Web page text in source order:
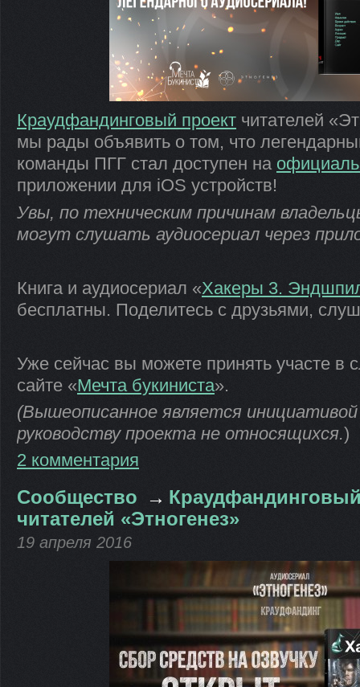
Краудфандинговый проект читателей
мы рады объявить о том, что
команды ПГГ стал доступен на
приложении для iOS устройств!
Увы, по техническим причинам
могут слушать аудиосериал через
Книга и аудиосериал «Хакеры 3.
бесплатны. Поделитесь с друзьями,
Уже сейчас вы можете принять участе в
сайте «Мечта букиниста».
(Вышеописанное является
руководству проекта не относящихся.)
2 комментария
Сообщество →
читателей «Этногенез»
19 апреля 2016